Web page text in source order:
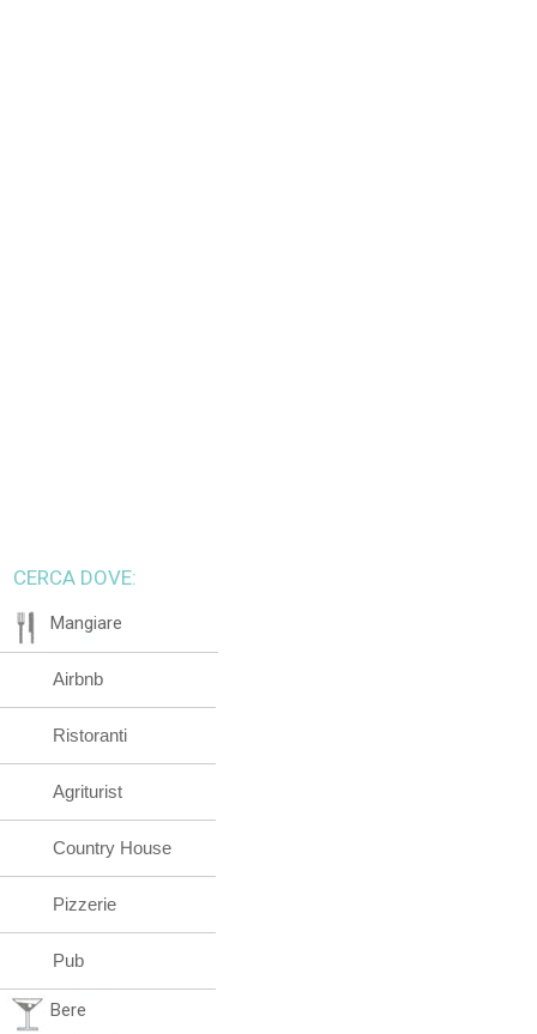
CERCA DOVE:
Mangiare
Airbnb
Ristoranti
Agriturist
Country House
Pizzerie
Pub
Bere